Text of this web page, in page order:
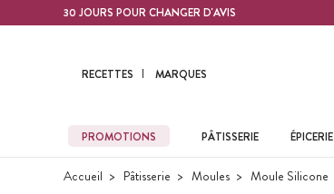
Contenu principal30 JOURS POUR CHANGER D'AVIS
RECETTES MARQUES
PROMOTIONS PÂTISSERIE ÉPICERIE
Accueil Pâtisserie Moules Moule Silicone